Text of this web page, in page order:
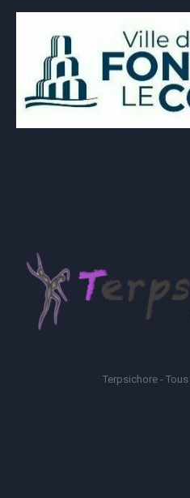
Terpsichore -